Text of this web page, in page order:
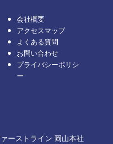
会社概要
アクセスマップ
よくある質問
お問い合わせ
プライバシーポリシ
ー
ーストライン 岡山本社